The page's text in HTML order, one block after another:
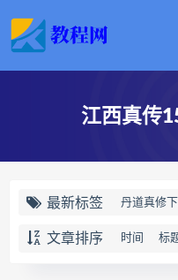
江西真传
最新标签 丹道真修
丹道真修
文章排序 时间 标